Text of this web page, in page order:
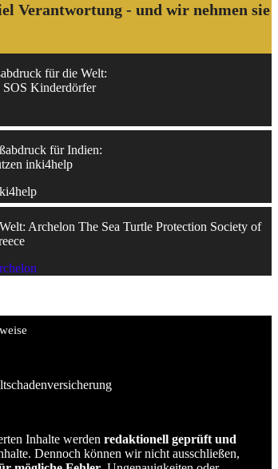
Verantwortung - und wir nehmen sie
für die Welt:
SOS Kinderdörfer
für Indien:
inki4help
Archelon The Sea Turtle Protection Society of
Inhalte werden redaktionell geprüft und
Dennoch können wir nicht ausschließen,